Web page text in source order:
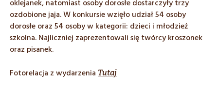
oklejanek, natomiast osoby dorosłe dostarczyły trzy
ozdobione jaja. W konkursie wzięło udział 54 osoby
dorosłe oraz 54 osoby w kategorii: dzieci i młodzież
szkolna. Najliczniej zaprezentowali się twórcy kroszonek
oraz pisanek.
Fotorelacja z wydarzenia Tutaj